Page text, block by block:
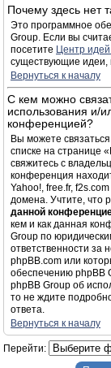
Почему здесь нет
Это программное
Group. Если вы
посетите Центр
существующие идеи,
Вернуться к началу
С кем можно
использования и/
конференцией?
Вы можете
списке на странице
свяжитесь с
конференция
Yahoo!, free.fr,
домена. Учтите, что
данной
кем и как данная
Group по
ответственности за
phpBB.com или
обеспечению phpBB
phpBB Group об
то не ждите
ответа.
Вернуться к началу
Перейти: